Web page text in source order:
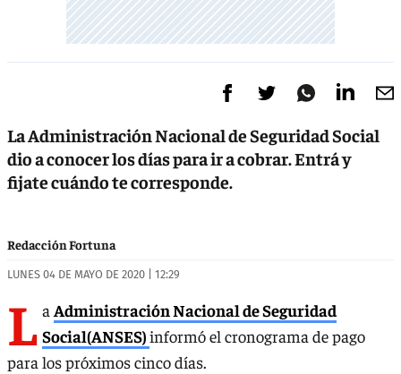
La Administración Nacional de Seguridad Social
dio a conocer los días para ir a cobrar. Entrá y
fijate cuándo te corresponde.
Redacción Fortuna
LUNES 04 DE MAYO DE 2020 | 12:29
L a Administración Nacional de Seguridad
Social(ANSES)informó el cronograma de pago
para los próximos cinco días.